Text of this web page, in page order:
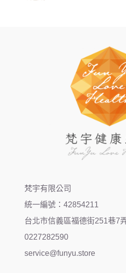
梵宇有限公司
統一編號：42854211
台北市信義區福德街251巷7
0227282590
service@funyu.store